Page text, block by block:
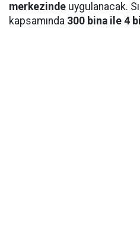
merkezinde uygulanacak.
kapsamında 300 bina ile 4